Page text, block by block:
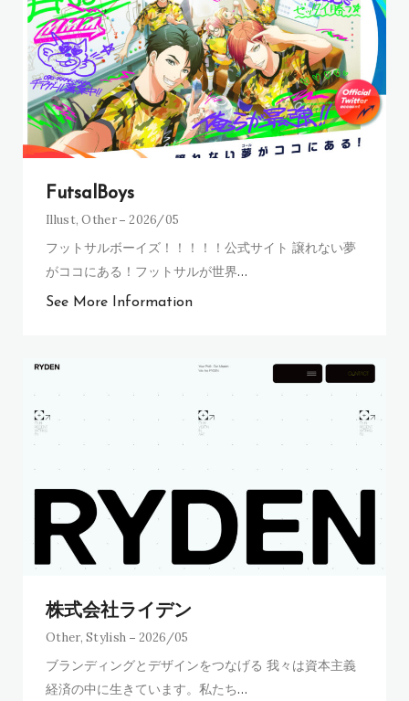
FutsalBoys
Illust,Other 2026/05
フットサルボーイズ！！！！！公式サイト 譲れない夢
がココにある！フットサルが世界…
See More Information
株式会社ライデン
Other,Stylish 2026/05
ブランディングとデザインをつなげる 我々は資本主義
経済の中に生きています。私たち…